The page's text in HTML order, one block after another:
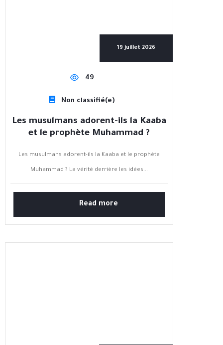
19 juillet 2026
49
Non classifié(e)
Les musulmans adorent-ils la Kaaba
et le prophète Muhammad ?
Les musulmans adorent-ils la Kaaba et le prophète
Muhammad ? La vérité derrière les idées...
Read more